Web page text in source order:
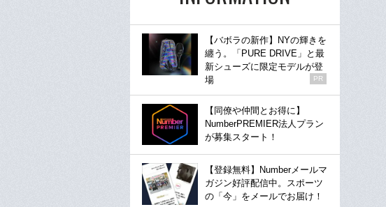
【バボラの新作】NYの輝きを
纏う。「PURE DRIVE」と最
新シューズに限定モデルが登
場
PR
【同僚や仲間とお得に】
NumberPREMIER法人プラン
が募集スタート！
【登録無料】Numberメールマ
ガジン好評配信中。スポーツ
の「今」をメールでお届け！